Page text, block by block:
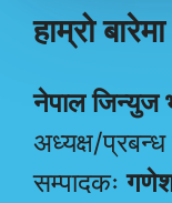
हाम्रो बारेमा
नेपाल जिन्युज
अध्यक्ष/
सम्पादकःगणेश